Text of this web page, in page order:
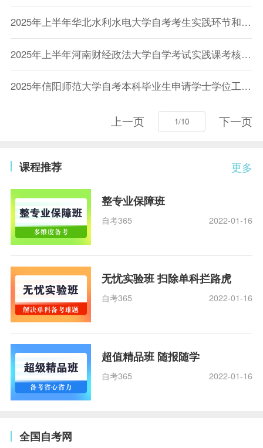
2025年上半年华北水利水电大学自考考生实践环节和毕业论文考核报名的通知
2025年上半年河南财经政法大学自学考试实践课考核报名通知
2025年信阳师范大学自考本科毕业生申请学士学位工作的通知
上一页 下一页
更多
课程推荐
整专业保障班
自考365 2022-01-16
无忧实验班 扫除单科拦路虎
自考365 2022-01-16
超值精品班 随报随学
自考365 2022-01-16
全国自考网